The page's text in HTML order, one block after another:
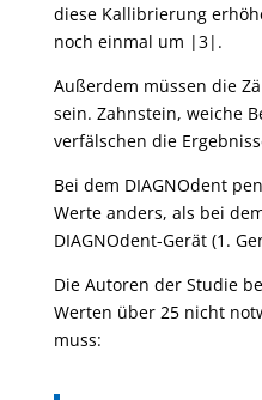
diese Kallibrierung
noch einmal um |3|.
Außerdem müssen die
sein. Zahnstein, weiche
verfälschen die
Bei dem DIAGNOdent
Werte anders, als bei
DIAGNOdent-Gerät (1.
Die Autoren der Studie
Werten über 25 nicht
muss: